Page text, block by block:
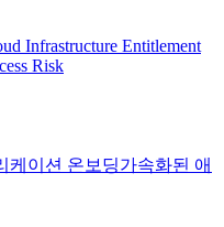
Infrastructure Entitlement
Risk
케이션 온보딩가속화된 애